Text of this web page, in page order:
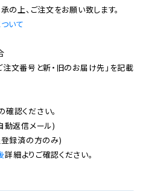
いて
注文番号と新・旧のお届け先」を記載
認ください。
動返信メール)
録済の方のみ)
詳細よりご確認ください。